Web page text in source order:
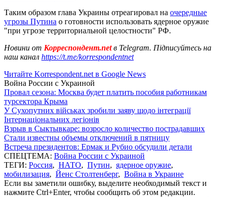
Таким образом глава Украины отреагировал на очередные
угрозы Путина о готовности использовать ядерное оружие
"при угрозе территориальной целостности" РФ.
Новини от Корреспондент.netв Telegram. Підписуйтесь на
наш канал https://t.me/korrespondentnet
Читайте Korrespondent.net в Google News
Война России с Украиной
Провал сезона: Москва будет платить пособия работникам
турсектора Крыма
У Сухопутних військах зробили заяву щодо інтеграції
Інтернаціональних легіонів
Взрыв в Сыктывкаре: возросло количество пострадавших
Стали известны объемы отключений в пятницу
Встреча президентов: Ермак и Рубио обсудили детали
СПЕЦТЕМА: Война России с Украиной
ТЕГИ: Россия, НАТО, Путин, ядерное оружие,
мобилизация, Йенс Столтенберг, Война в Украине
Если вы заметили ошибку, выделите необходимый текст и
нажмите Ctrl+Enter, чтобы сообщить об этом редакции.